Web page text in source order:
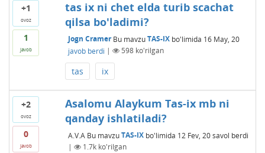
+1
ovoz
1
javob
tas ix ni chet elda turib scachat
qilsa bo'ladimi?
Jogn Cramer Bu mavzuTAS-IXbo'limida 16 May, 20
javob berdi | 598ko'rilgan
tas ix
+2
ovoz
0
javob
Asalomu Alaykum Tas-ix mb ni
qanday ishlatiladi?
A.V.A Bu mavzuTAS-IXbo'limida 12 Fev, 20 savol berdi
|
1.7kko'rilgan